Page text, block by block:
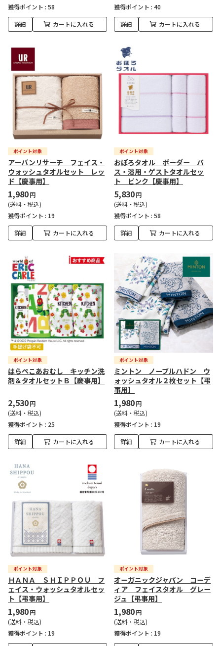
獲得ポイント : 58
詳細 カートに入れる
獲得ポイント : 40
詳細 カートに入れる
アーバンリサーチ フェイス・
ウォッシュタオルセット レッ
ド【慶事用】
1,980円
(送料・税込)
獲得ポイント : 19
詳細 カートに入れる
おぼろタオル ボーダー バ
ス・浴用・ゲストタオルセッ
ト ピンク【慶事用】
5,830円
(送料・税込)
獲得ポイント : 58
詳細 カートに入れる
はらぺこあおむし キッチン洗
剤＆タオルセットＢ【慶事用】
2,530円
(送料・税込)
獲得ポイント : 25
詳細 カートに入れる
ミントン ノーブルハドン ウ
ォッシュタオル２枚セット【弔
事用】
1,980円
(送料・税込)
獲得ポイント : 19
詳細 カートに入れる
ＨＡＮＡ ＳＨＩＰＰＯＵ フ
ェイス・ウォッシュタオルセッ
ト【弔事用】
1,980円
(送料・税込)
獲得ポイント : 19
オーガニックジャパン コーデ
ィア フェイスタオル グレー
ジュ【弔事用】
1,980円
(送料・税込)
獲得ポイント : 19